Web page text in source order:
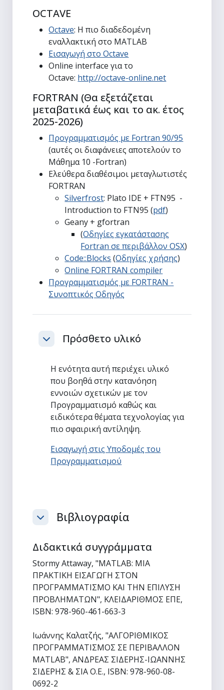
OCTAVE
Octave: H πιο διαδεδομένη
εναλλακτική στο MATLAB
Εισαγωγή στο Octave
Online interface για το
Octave: http://octave-online.net
FORTRAN (Θα εξετάζεται
μεταβατικά έως και το ακ. έτος
2025-2026)
Προγραμματισμός με Fortran 90/95
(αυτές οι διαφάνειες αποτελούν το
Μάθημα 10 -Fortran)
Ελεύθερα διαθέσιμοι μεταγλωτιστές
FORTRAN
Silverfrost: Plato IDE + FTN95 -
Introduction to FTN95 (pdf)
Geany + gfortran
(Οδηγίες εγκατάστασης
Fortran σε περιβάλλον OSX)
Code::Blocks (Οδηγίες χρήσης)
Online FORTRAN compiler
Προγραμματισμός με FORTRAN -
Συνοπτικός Οδηγός
ΣύμπτυξηΠρόσθετο υλικό
Η ενότητα αυτή περιέχει υλικό
που βοηθά στην κατανόηση
εννοιών σχετικών με τον
Προγραμματισμό καθώς και
ειδικότερα θέματα τεχνολογίας για
πιο σφαιρική αντίληψη.
Εισαγωγή στις Υποδομές του
Προγραμματισμού
ΣύμπτυξηΒιβλιογραφία
Διδακτικά συγγράμματα
Stormy Attaway, "MATLAB: ΜΙΑ
ΠΡΑΚΤΙΚΗ ΕΙΣΑΓΩΓΗ ΣΤΟΝ
ΠΡΟΓΡΑΜΜΑΤΙΣΜΟ ΚΑΙ ΤΗΝ ΕΠΙΛΥΣΗ
ΠΡΟΒΛΗΜΑΤΩΝ", ΚΛΕΙΔΑΡΙΘΜΟΣ ΕΠΕ,
ISBN: 978-960-461-663-3
Ιωάννης Καλατζής, "ΑΛΓΟΡΙΘΜΙΚΟΣ
ΠΡΟΓΡΑΜΜΑΤΙΣΜΟΣ ΣΕ ΠΕΡΙΒΑΛΛΟΝ
MATLAB", ΑΝΔΡΕΑΣ ΣΙΔΕΡΗΣ-ΙΩΑΝΝΗΣ
ΣΙΔΕΡΗΣ & ΣΙΑ Ο.Ε., ISBN: 978-960-08-
0692-2